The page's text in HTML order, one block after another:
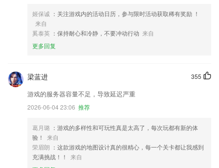
姬保诚 ：关注游戏内的活动日历，参与限时活动获取稀有奖励 ！
来自
奚泰英 ：保持耐心和冷静，不要冲动行动 来自
更多回复
355
梁蓝进
游戏的服务器容量不足，导致延迟严重
2026-06-04 23:06 推荐
葛月璐 ：游戏的多样性和可玩性真是太高了，每次玩都有新的体
验！
来自
荣眉朗 ：这款游戏的地图设计真的很精心，每一个关卡都让我感到
充满挑战！！
来自